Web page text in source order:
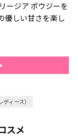
ージア ポウジーを
優しい甘さを楽し
ィース）
スメ